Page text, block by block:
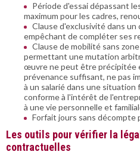
Période d'essai dépassant
maximum pour les cadres,
Clause d'exclusivité dans
empêchant de compléter ses
Clause de mobilité sans
permettant une mutation
œuvre ne peut être précipitée
prévenance suffisant, ne pas
à un salarié dans une
conforme à l'intérêt de
à une vie personnelle et
Forfait jours sans décompte
Les outils pour vérifier la
contractuelles